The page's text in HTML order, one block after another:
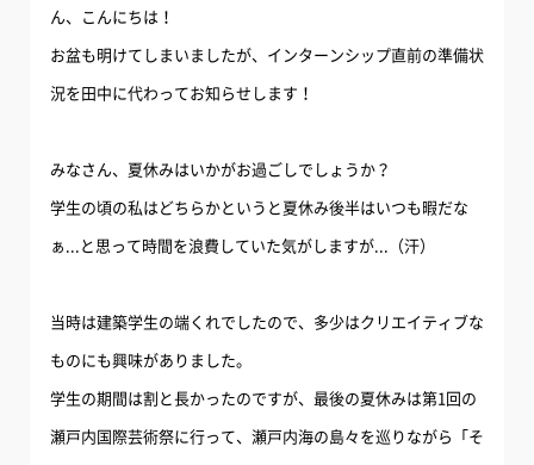
ん、こんにちは！
お盆も明けてしまいましたが、インターンシップ直前の準備状
況を田中に代わってお知らせします！
みなさん、夏休みはいかがお過ごしでしょうか？
学生の頃の私はどちらかというと夏休み後半はいつも暇だな
ぁ...と思って時間を浪費していた気がしますが...（汗）
当時は建築学生の端くれでしたので、多少はクリエイティブな
ものにも興味がありました。
学生の期間は割と長かったのですが、最後の夏休みは第1回の
瀬戸内国際芸術祭に行って、瀬戸内海の島々を巡りながら「そ